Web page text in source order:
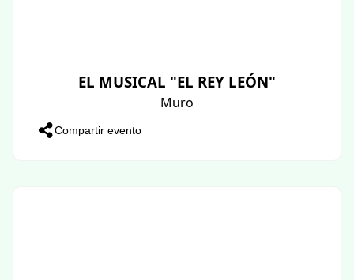
EL MUSICAL "EL REY LEÓN"
Muro
Compartir evento